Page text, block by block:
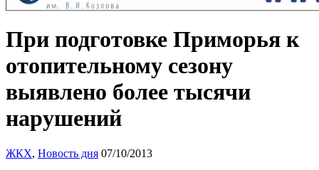
При подготовке Приморья к
отопительному сезону
выявлено более тысячи
нарушений
ЖКХ, Новость дня 07/10/2013